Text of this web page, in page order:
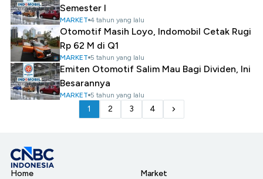
Semester I
MARKET 4 tahun yang lalu
Otomotif Masih Loyo, Indomobil Cetak Rugi
Rp 62 M di Q1
MARKET 5 tahun yang lalu
Emiten Otomotif Salim Mau Bagi Dividen, Ini
Besarannya
MARKET 5 tahun yang lalu
1 2 3 4
Home
Market